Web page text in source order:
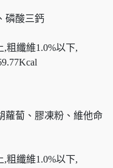
磷酸三鈣
,粗纖維1.0%以下,
蘿蔔、膠凍粉、維他命
,粗纖維1.0%以下,